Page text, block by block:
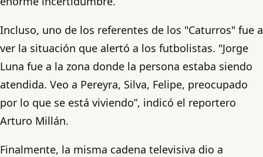
Incluso, uno de los referentes de los "Caturros" fue a
ver la situación que alertó a los futbolistas. "Jorge
Luna fue a la zona donde la persona estaba siendo
atendida. Veo a Pereyra, Silva, Felipe, preocupado
por lo que se está viviendo”, indicó el reportero
Arturo Millán.
Finalmente, la misma cadena televisiva dio a